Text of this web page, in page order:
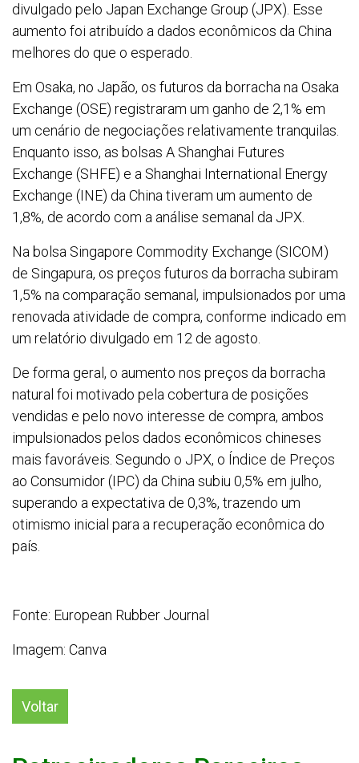
divulgado pelo Japan Exchange Group (JPX). Esse
aumento foi atribuído a dados econômicos da China
melhores do que o esperado.
Em Osaka, no Japão, os futuros da borracha na Osaka
Exchange (OSE) registraram um ganho de 2,1% em
um cenário de negociações relativamente tranquilas.
Enquanto isso, as bolsas A Shanghai Futures
Exchange (SHFE) e a Shanghai International Energy
Exchange (INE) da China tiveram um aumento de
1,8%, de acordo com a análise semanal da JPX.
Na bolsa Singapore Commodity Exchange (SICOM)
de Singapura, os preços futuros da borracha subiram
1,5% na comparação semanal, impulsionados por uma
renovada atividade de compra, conforme indicado em
um relatório divulgado em 12 de agosto.
De forma geral, o aumento nos preços da borracha
natural foi motivado pela cobertura de posições
vendidas e pelo novo interesse de compra, ambos
impulsionados pelos dados econômicos chineses
mais favoráveis. Segundo o JPX, o Índice de Preços
ao Consumidor (IPC) da China subiu 0,5% em julho,
superando a expectativa de 0,3%, trazendo um
otimismo inicial para a recuperação econômica do
país.
Fonte: European Rubber Journal
Imagem: Canva
Voltar